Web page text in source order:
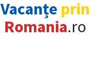
Vacanțe prin
Romania.ro